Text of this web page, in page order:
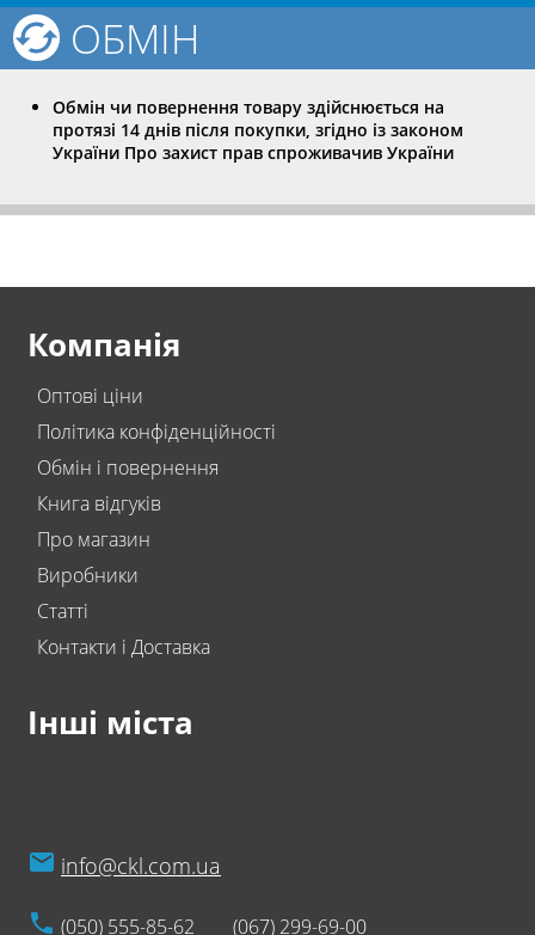
ОБМІН
Обмін чи повернення товару здійснюється на
протязі 14 днів після покупки, згідно із законом
України Про захист прав спроживачив України
Компанія
Оптові ціни
Політика конфіденційності
Обмін і повернення
Книга відгуків
Про магазин
Виробники
Статті
Контакти і Доставка
Інші міста
info@ckl.com.ua
(050) 555-85-62 (067) 299-69-00